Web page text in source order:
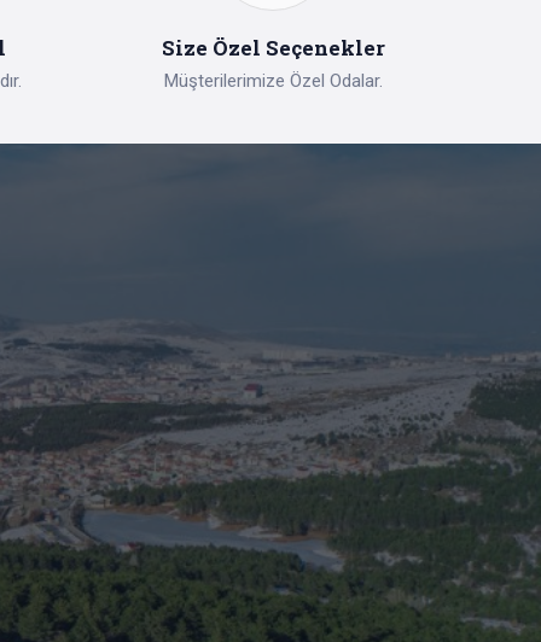
Size Özel Seçenekler
Müşterilerimize Özel Odalar.